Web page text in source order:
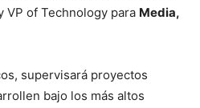
VP of Technology para Media,
supervisará proyectos
bajo los más altos